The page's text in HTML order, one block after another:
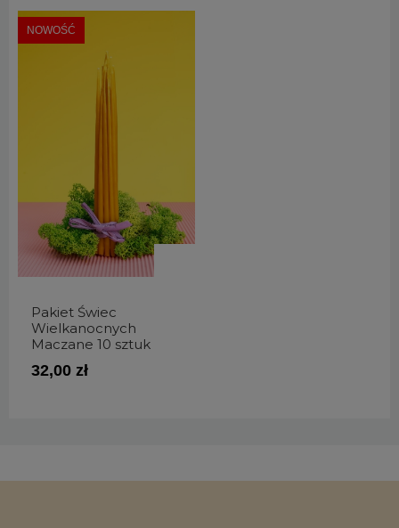
Pakiet Świec
Wielkanocnych
Maczane 10 sztuk
32,00 zł
NOWOŚĆ